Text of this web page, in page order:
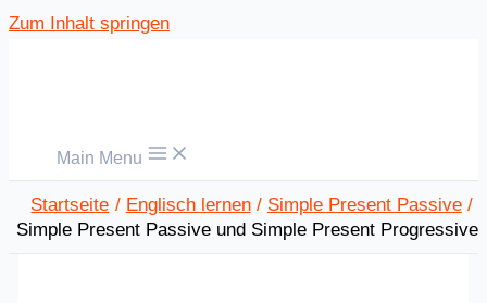
Zum Inhalt springen
Main Menu
Startseite Englisch lernen
Simple Present Passive
Simple Present Passive und Simple Present Progressive